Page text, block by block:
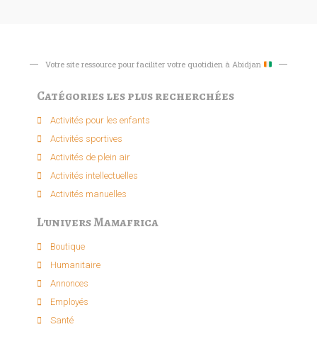
Votre site ressource pour faciliter votre quotidien à Abidjan
Catégories les plus recherchées
Activités pour les enfants​
Activités sportives​
Activités de plein air​
Activités intellectuelle​s
Activités manuelles​
L'univers Mamafrica
Boutique
Humanitaire
Annonces
Employés
Santé